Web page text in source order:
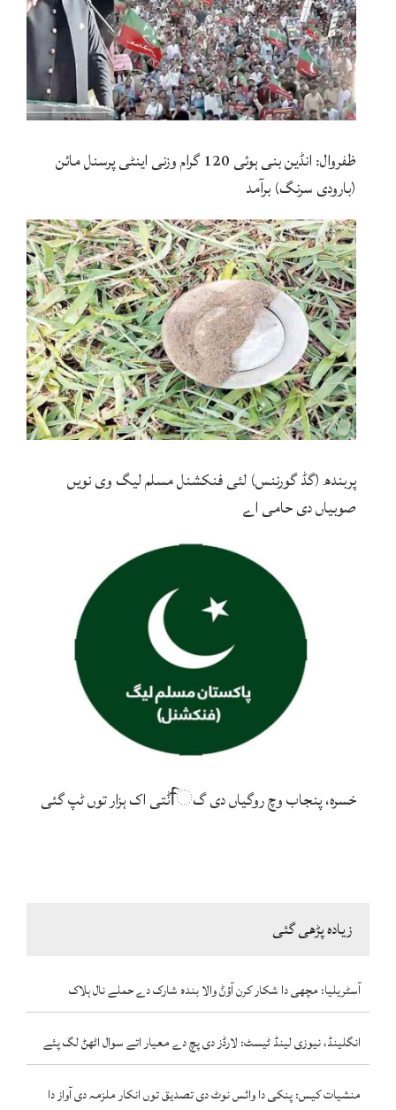
ظفروال: انڈین بنی ہوئی 120 گرام وزنی اینٹی پرسنل مائن
(بارودی سرنگ) برآمد
پربندھ (گڈ گورننس) لئی فنکشنل مسلم لیگ وی نویں
صوبیاں دی حامی اے
خسرہ، پنجاب وچ روگیاں دی گਿݨتی اک ہزار توں ٹپ گئی
زیادہ پڑھی گئی
آسٹریلیا: مچھی دا شکار کرن آؤݨ والا بندہ شارک دے حملے نال ہلاک
انگلینڈ، نیوزی لینڈ ٹیسٹ: لارڈز دی پچ دے معیار اتے سوال اٹھݨ لگ پئے
منشیات کیس: پنکی دا وائس نوٹ دی تصدیق توں انکار ملزمہ دی آواز دا